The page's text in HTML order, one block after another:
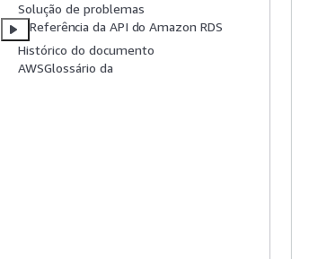
Solução de problemas
Referência da API do Amazon RDS
Histórico do documento
AWSGlossário da